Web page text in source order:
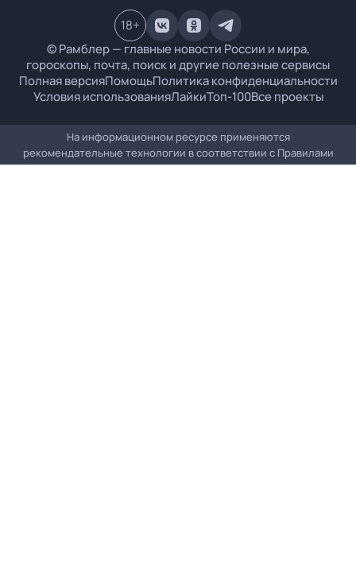
© Рамблер — главные новости России и мира,
гороскопы, почта, поиск и другие полезные сервисы
Полная версияПомощьПолитика конфиденциальности
Условия использованияЛайкиТоп-100Все проекты
18+
На информационном ресурсе применяются
рекомендательные технологии в соответствии с Правилами